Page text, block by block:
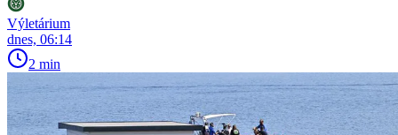
Výletárium
dnes, 06:14
2 min